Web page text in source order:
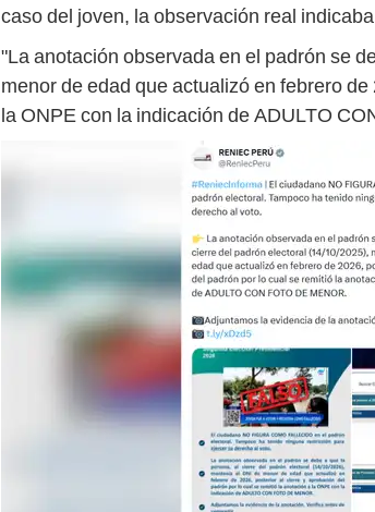
caso del joven, la observación real
"La anotación observada en el padrón se
menor de edad que actualizó en febrero
la ONPE con la indicación de ADULTO